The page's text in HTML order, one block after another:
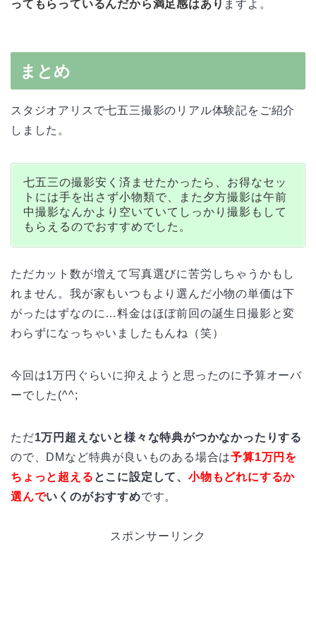
ってもらっているんだから満足感はあり ますよ。
まとめ
スタジオアリスで七五三撮影のリアル体験記をご紹介
しました。
七五三の撮影安く済ませたかったら、お得なセッ
トには手を出さず小物類で、また夕方撮影は午前
中撮影なんかより空いていてしっかり撮影もして
もらえるのでおすすめでした。
ただカット数が増えて写真選びに苦労しちゃうかもし
れません。我が家もいつもより選んだ小物の単価は下
がったはずなのに…料金はほぼ前回の誕生日撮影と変
わらずになっちゃいましたもんね（笑）
今回は1万円ぐらいに抑えようと思ったのに予算オーバ
ーでした(^^;
ただ1万円超えないと様々な特典がつかなかったりする
ので、DMなど特典が良いものある場合は予算1万円を
ちょっと超える とこに設定して、小物もどれにするか
選んでいくのがおすすめです。
スポンサーリンク